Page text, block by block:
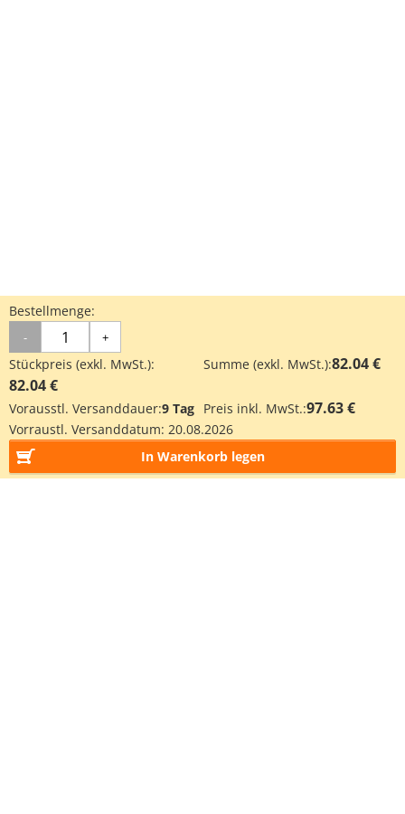
Bestellmenge:
- +
Stückpreis (exkl. MwSt.):
82.04 €
Summe (exkl. MwSt.):82.04 €
Vorausstl. Versanddauer:9 Tag Preis inkl. MwSt.:97.63 €
Vorraustl. Versanddatum: 20.08.2026
In Warenkorb legen